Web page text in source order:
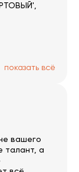
показать всё
вашего
талант, а